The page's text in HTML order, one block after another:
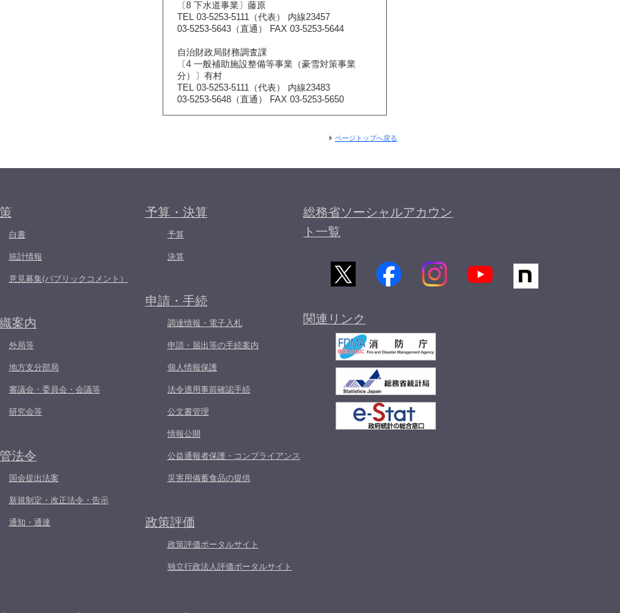
〔8 下水道事業〕藤原
TEL 03-5253-5111（代表） 内線23457
03-5253-5643（直通） FAX 03-5253-5644
自治財政局財務調査課
〔4 一般補助施設整備等事業（豪雪対策事業
分）〕有村
TEL 03-5253-5111（代表） 内線23483
03-5253-5648（直通） FAX 03-5253-5650
ページトップへ戻る
白書
統計情報
意見募集(パブリックコメント）
案内
外局等
地方支分部局
審議会・委員会・会議等
研究会等
法令
国会提出法案
新規制定・改正法令・告示
通知・通達
予算・決算
予算
決算
申請・手続
調達情報・電子入札
申請・届出等の手続案内
個人情報保護
法令適用事前確認手続
公文書管理
情報公開
公益通報者保護・コンプライアンス
災害用備蓄食品の提供
政策評価
政策評価ポータルサイト
独立行政法人評価ポータルサイト
総務省ソーシャルアカウン
ト一覧
関連リンク